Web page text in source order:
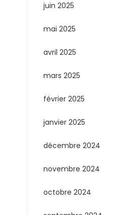
juin 2025
mai 2025
avril 2025
mars 2025
février 2025
janvier 2025
décembre 2024
novembre 2024
octobre 2024